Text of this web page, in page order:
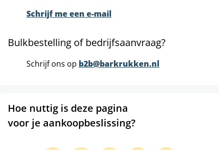
Schrijf me een e-mail
Bulkbestelling of bedrijfsaanvraag?
Schrijf ons op b2b@barkrukken.nl
Hoe nuttig is deze pagina
voor je aankoopbeslissing?